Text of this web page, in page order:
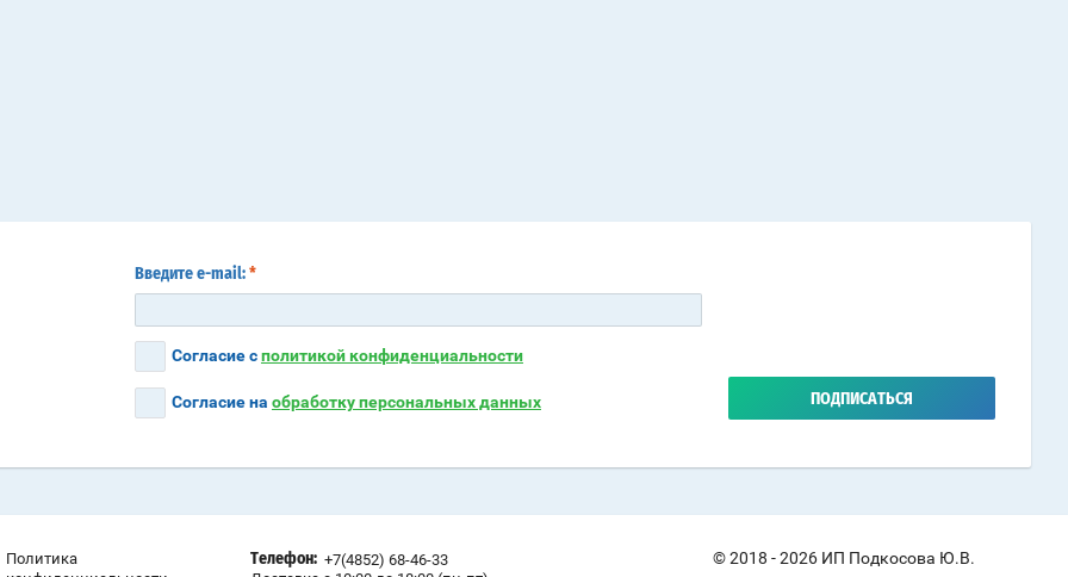
Введите e-mail: *
Согласие сполитикой конфиденциальности
Согласие на обработку персональных данных ПОДПИСАТЬСЯ
Политика
Телефон: +7(4852) 68-46-33
© 2018 - 2026 ИП Подкосова Ю.В.